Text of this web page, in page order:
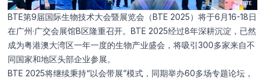
BTE第9届国际生物技术大会暨展览会（BTE 2025）将于6月16-18日
在广州·广交会展馆B区隆重召开。BTE 2025经过8年深耕沉淀，已然
成为粤港澳大湾区一年一度的生物产业盛会，将吸引300多家来自不
同国家和地区头部企业参展。
BTE 2025将继续秉持“以会带展”模式，同期举办60多场专题论坛，
单位机构